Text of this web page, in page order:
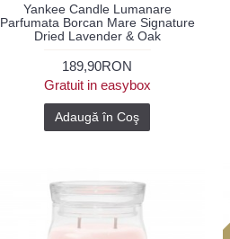
Yankee Candle Lumanare
Parfumata Borcan Mare Signature
Dried Lavender & Oak
189,90RON
Gratuit in easybox
Adaugă în Coş